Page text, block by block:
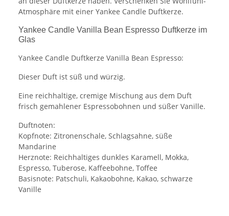
Atmosphäre mit einer Yankee Candle Duftkerze.
Yankee Candle Vanilla Bean Espresso Duftkerze im
Glas
Yankee Candle Duftkerze Vanilla Bean Espresso:
Dieser Duft ist süß und würzig.
Eine reichhaltige, cremige Mischung aus dem Duft
frisch gemahlener Espressobohnen und süßer Vanille.
Duftnoten:
Kopfnote: Zitronenschale, Schlagsahne, süße
Mandarine
Herznote: Reichhaltiges dunkles Karamell, Mokka,
Espresso, Tuberose, Kaffeebohne, Toffee
Basisnote: Patschuli, Kakaobohne, Kakao, schwarze
Vanille